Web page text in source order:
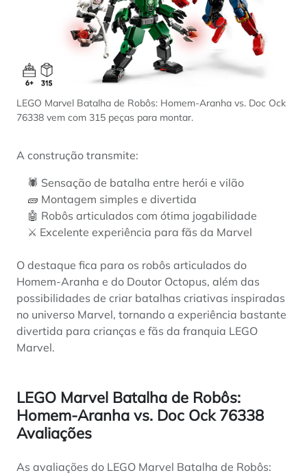
LEGO Marvel Batalha de Robôs: Homem-Aranha vs. Doc Ock
76338 vem com 315 peças para montar.
A construção transmite:
🕷️ Sensação de batalha entre herói e vilão
🧱 Montagem simples e divertida
🤖 Robôs articulados com ótima jogabilidade
⚔️ Excelente experiência para fãs da Marvel
O destaque fica para os robôs articulados do
Homem-Aranha e do Doutor Octopus, além das
possibilidades de criar batalhas criativas inspiradas
no universo Marvel, tornando a experiência bastante
divertida para crianças e fãs da franquia LEGO
Marvel.
LEGO Marvel Batalha de Robôs:
Homem-Aranha vs. Doc Ock 76338
Avaliações
As avaliações do LEGO Marvel Batalha de Robôs: